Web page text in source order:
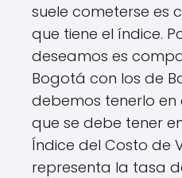
suele cometerse es
que tiene el índice.
deseamos es
Bogotá con los de
debemos tenerlo en
que se debe tener
Índice del Costo de
representa la tasa